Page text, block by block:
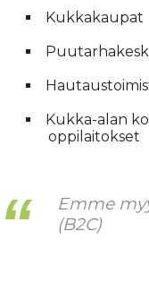
Kukkakaupat
Kukka-alan
oppilaitokset
Emme
(B2C)